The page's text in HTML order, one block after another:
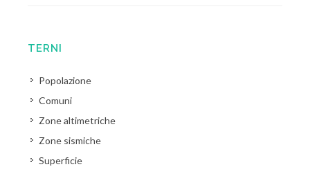
TERNI
Popolazione
Comuni
Zone altimetriche
Zone sismiche
Superficie